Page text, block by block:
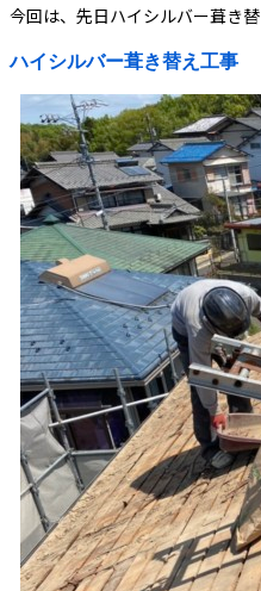
今回は、先日ハイシルバー葺き
ハイシルバー葺き替え工事